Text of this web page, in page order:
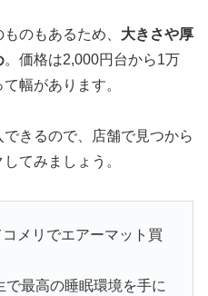
のもあるため、 大きさや厚
。価格は2,000円台から1万
幅があります。
きるので、店舗で見つから
てみましょう。
メリでエアーマット買
最高の睡眠環境を手に